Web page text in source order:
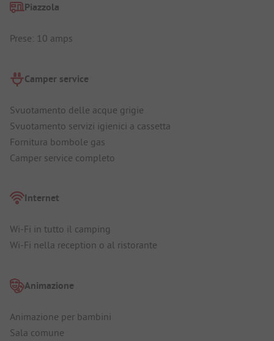
Piazzola
Prese: 10 amps
Camper service
Svuotamento delle acque grigie
Svuotamento servizi igienici a cassetta
Fornitura bombole gas
Camper service completo
Internet
Wi-Fi in tutto il camping
Wi-Fi nella reception o al ristorante
Animazione
Animazione per bambini
Sala comune